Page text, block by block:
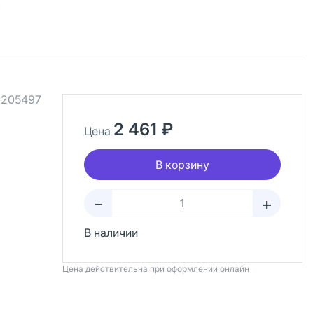
205497
Цена 2 461 ₽
В корзину
– +
В наличии
Цена действительна при оформлении онлайн